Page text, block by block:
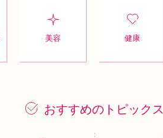
美容 健康
おすすめのトピックス